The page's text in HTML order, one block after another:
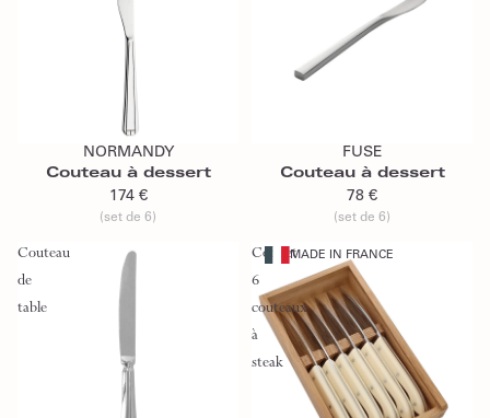
Ajouter au panier
NORMANDY
Couteau à dessert
174 €
(set de 6)
FUSE
Couteau à dessert
78 €
(set de 6)
Couteau
de
table
Coffret
6
couteaux
à
steak
MADE IN FRANCE